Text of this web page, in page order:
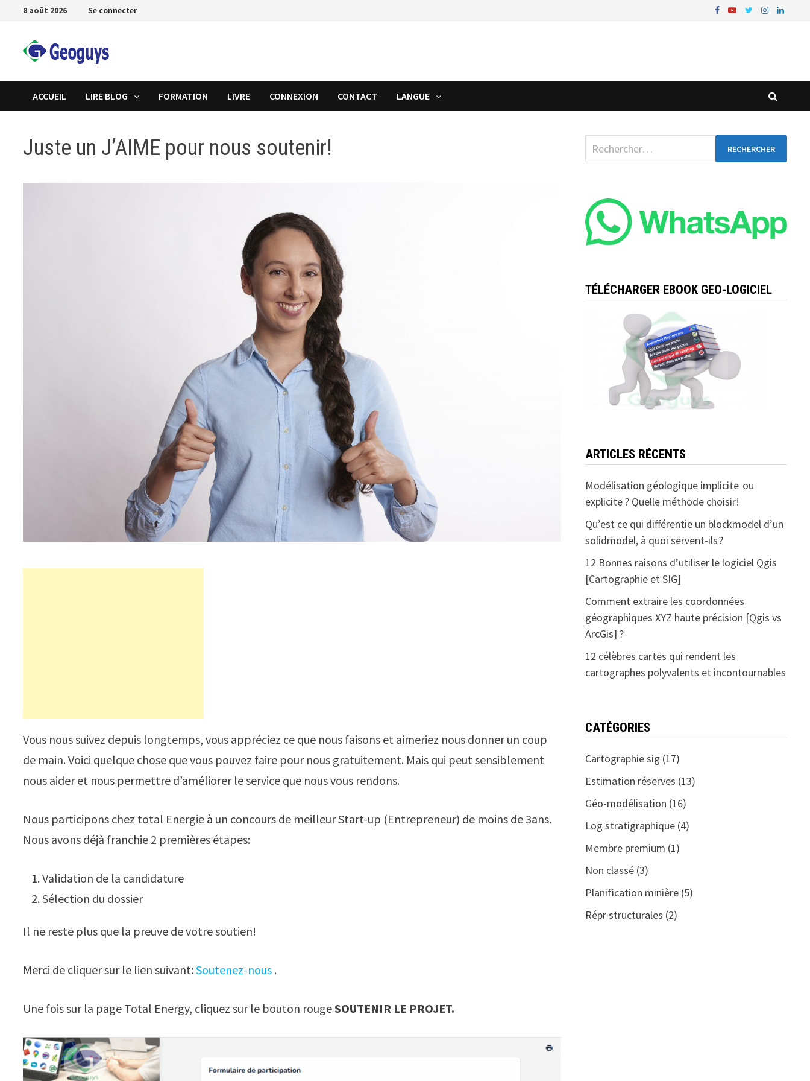
Passer
contenu
8 août 2026 Se connecter
ACCUEIL LIRE BLOG FORMATION LIVRE CONNEXION CONTACT LANGUE
Juste un J’AIME pour nous soutenir!
Vous nous suivez depuis longtemps, vous appréciez ce que nous faisons et aimeriez nous donner un coup
de main. Voici quelque chose que vous pouvez faire pour nous gratuitement. Mais qui peut sensiblement
nous aider et nous permettre d’améliorer le service que nous vous rendons.
Nous participons chez total Energie à un concours de meilleur Start-up (Entrepreneur) de moins de 3ans.
Nous avons déjà franchie 2 premières étapes:
Validation de la candidature
Sélection du dossier
Il ne reste plus que la preuve de votre soutien!
Merci de cliquer sur le lien suivant:Soutenez-nous .
Une fois sur la page Total Energy, cliquez sur le bouton rougeSOUTENIR LE PROJET.
Rechercher :
TÉLÉCHARGER EBOOK GEO-LOGICIEL
ARTICLES RÉCENTS
Modélisation géologique implicite ou
explicite ? Quelle méthode choisir!
Qu’est ce qui différentie un blockmodel d’un
solidmodel, à quoi servent-ils ?
12 Bonnes raisons d’utiliser le logiciel Qgis
[Cartographie et SIG]
Comment extraire les coordonnées
géographiques XYZ haute précision [Qgis vs
ArcGis] ?
12 célèbres cartes qui rendent les
cartographes polyvalents et incontournables
CATÉGORIES
Cartographie sig (17)
Estimation réserves (13)
Géo-modélisation (16)
Log stratigraphique(4)
Membre premium (1)
Non classé(3)
Planification minière(5)
Répr structurales (2)